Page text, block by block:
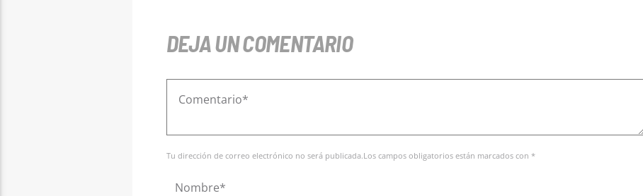
DEJA UN COMENTARIO
Tu dirección de correo electrónico no será publicada.Los campos obligatorios están marcados con *